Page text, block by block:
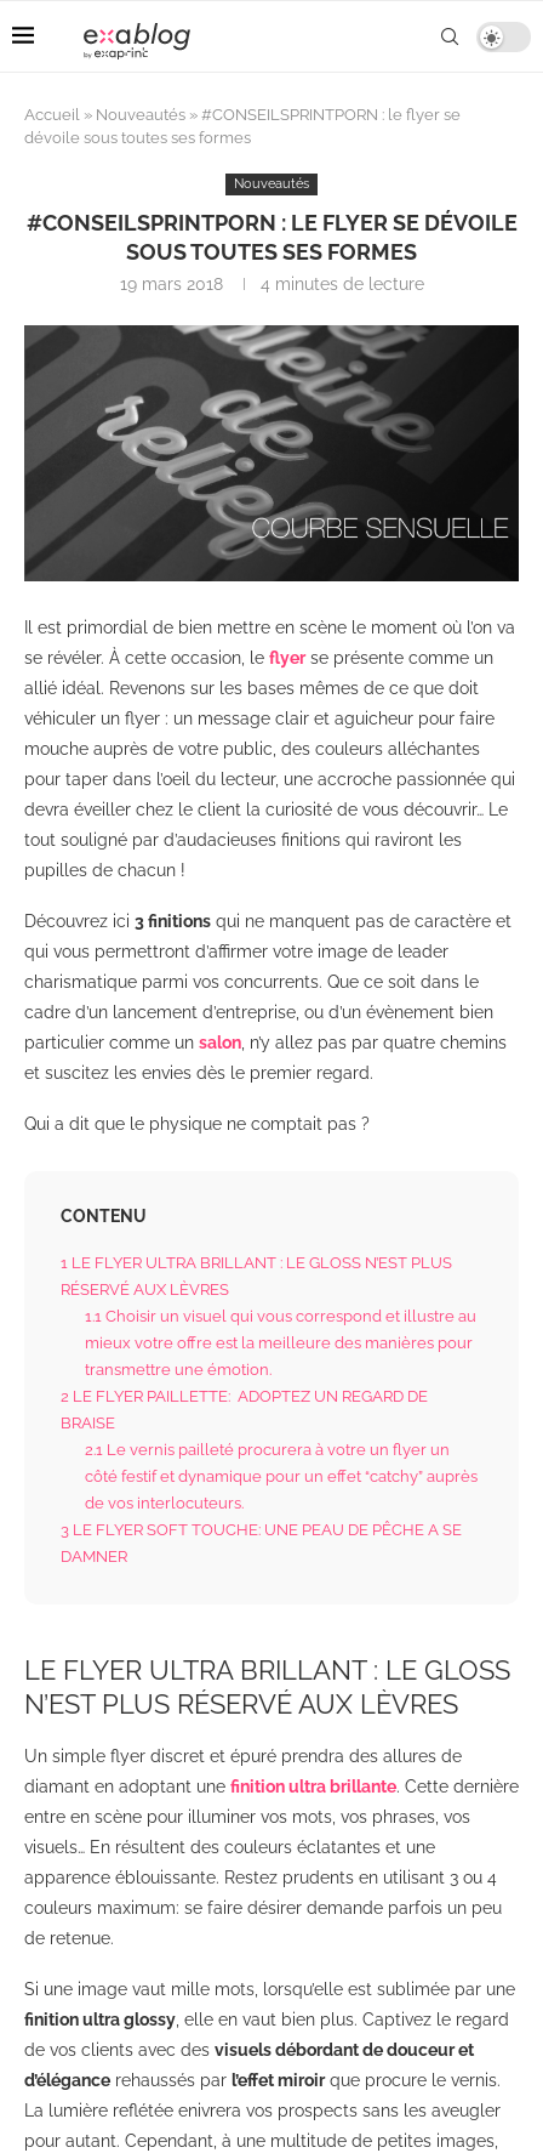
Accueil » Nouveautés » #CONSEILSPRINTPORN : le flyer se
dévoile sous toutes ses formes
Nouveautés
#CONSEILSPRINTPORN : LE FLYER SE DÉVOILE
SOUS TOUTES SES FORMES
19 mars 2018 4 minutes de lecture
Il est primordial de bien mettre en scène le moment où l’on va
se révéler. À cette occasion, le flyerse présente comme un
allié idéal. Revenons sur les bases mêmes de ce que doit
véhiculer un flyer : un message clair et aguicheur pour faire
mouche auprès de votre public, des couleurs alléchantes
pour taper dans l’oeil du lecteur, une accroche passionnée qui
devra éveiller chez le client la curiosité de vous découvrir… Le
tout souligné par d’audacieuses finitions qui raviront les
pupilles de chacun !
Découvrez ici 3 finitions qui ne manquent pas de caractère et
qui vous permettront d’affirmer votre image de leader
charismatique parmi vos concurrents. Que ce soit dans le
cadre d’un lancement d’entreprise, ou d’un évènement bien
particulier comme un salon , n’y allez pas par quatre chemins
et suscitez les envies dès le premier regard.
Qui a dit que le physique ne comptait pas ?
CONTENU
1 LE FLYER ULTRA BRILLANT : LE GLOSS N’EST PLUS
RÉSERVÉ AUX LÈVRES
1.1 Choisir un visuel qui vous correspond et illustre au
mieux votre offre est la meilleure des manières pour
transmettre une émotion.
2 LE FLYER PAILLETTE: ADOPTEZ UN REGARD DE
BRAISE
2.1 Le vernis pailleté procurera à votre un flyer un
côté festif et dynamique pour un effet “catchy” auprès
de vos interlocuteurs.
3 LE FLYER SOFT TOUCHE: UNE PEAU DE PÊCHE A SE
DAMNER
LE FLYER ULTRA BRILLANT : LE GLOSS
N’EST PLUS RÉSERVÉ AUX LÈVRES
Un simple flyer discret et épuré prendra des allures de
diamant en adoptant une finition ultra brillante. Cette dernière
entre en scène pour illuminer vos mots, vos phrases, vos
visuels… En résultent des couleurs éclatantes et une
apparence éblouissante. Restez prudents en utilisant 3 ou 4
couleurs maximum: se faire désirer demande parfois un peu
de retenue.
Si une image vaut mille mots, lorsqu’elle est sublimée par une
finition ultra glossy , elle en vaut bien plus. Captivez le regard
de vos clients avec des visuels débordant de douceur et
d’élégance rehaussés par l’effet miroirque procure le vernis.
La lumière reflétée enivrera vos prospects sans les aveugler
pour autant. Cependant, à une multitude de petites images,